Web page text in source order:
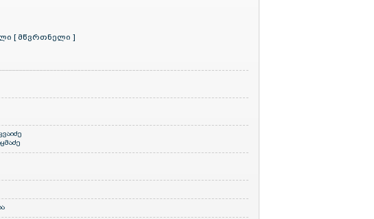
[ მწვრთნელი ]